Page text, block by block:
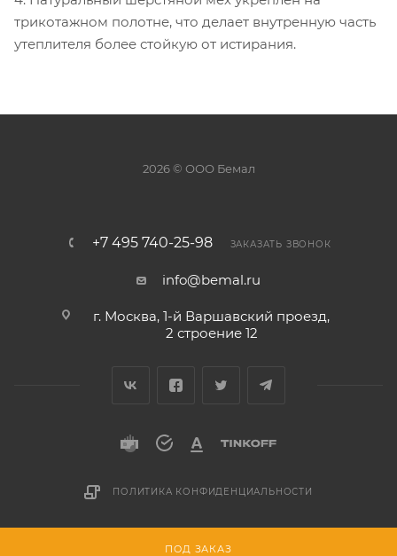
ПОД ЗАКАЗ
трикотажном полотне, что делает внутренную часть
утеплителя более стойкую от истирания.
2026 © ООО Бемал
+7 495 740-25-98 ЗАКАЗАТЬ ЗВОНОК
info@bemal.ru
г. Москва, 1-й Варшавский проезд,
2 строение 12
ПОЛИТИКА КОНФИДЕНЦИАЛЬНОСТИ